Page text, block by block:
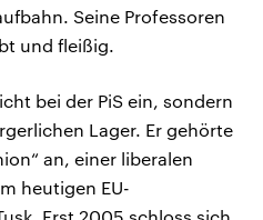
Seine Professoren
und fleißig.
bei der PiS ein, sondern
Lager. Er gehörte
an, einer liberalen
heutigen EU-